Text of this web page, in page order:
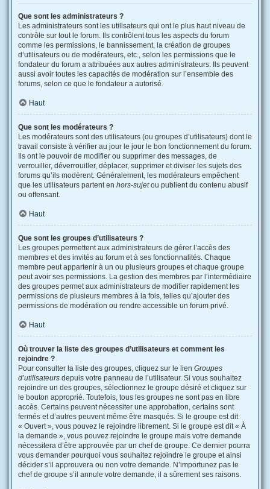
Que sont les administrateurs ?
Les administrateurs sont les utilisateurs qui ont le plus haut niveau de
contrôle sur tout le forum. Ils contrôlent tous les aspects du forum
comme les permissions, le bannissement, la création de groupes
d’utilisateurs ou de modérateurs, etc., selon les permissions que le
fondateur du forum a attribuées aux autres administrateurs. Ils peuvent
aussi avoir toutes les capacités de modération sur l’ensemble des
forums, selon ce que le fondateur a autorisé.
Haut
Que sont les modérateurs ?
Les modérateurs sont des utilisateurs (ou groupes d’utilisateurs) dont le
travail consiste à vérifier au jour le jour le bon fonctionnement du forum.
Ils ont le pouvoir de modifier ou supprimer des messages, de
verrouiller, déverrouiller, déplacer, supprimer et diviser les sujets des
forums qu’ils modèrent. Généralement, les modérateurs empêchent
que les utilisateurs partent en hors-sujetou publient du contenu abusif
ou offensant.
Haut
Que sont les groupes d’utilisateurs ?
Les groupes permettent aux administrateurs de gérer l’accès des
membres et des invités au forum et à ses fonctionnalités. Chaque
membre peut appartenir à un ou plusieurs groupes et chaque groupe
peut avoir ses permissions. La gestion des membres par l’intermédiaire
des groupes permet aux administrateurs de modifier rapidement les
permissions de plusieurs membres à la fois, telles qu’ajouter des
permissions de modération ou rendre accessible un forum privé.
Haut
Où trouver la liste des groupes d’utilisateurs et comment les
rejoindre ?
Pour consulter la liste des groupes, cliquez sur le lien Groupes
d’utilisateurs depuis votre panneau de l’utilisateur. Si vous souhaitez
rejoindre un des groupes, sélectionnez le groupe désiré et cliquez sur
le bouton approprié. Toutefois, tous les groupes ne sont pas en libre
accès. Certains peuvent nécessiter une approbation, certains sont
fermés et d’autres peuvent même être masqués. Si le groupe est dit
« Ouvert », vous pouvez le rejoindre librement. Si le groupe est dit « À
la demande », vous pouvez rejoindre le groupe mais votre demande
nécessitera d’être approuvée par un chef de groupe. Ce dernier pourra
vous demander pourquoi vous souhaitez rejoindre le groupe et ainsi
décider s’il approuvera ou non votre demande. N’importunez pas le
chef de groupe s’il annule votre demande, il a sûrement ses raisons.